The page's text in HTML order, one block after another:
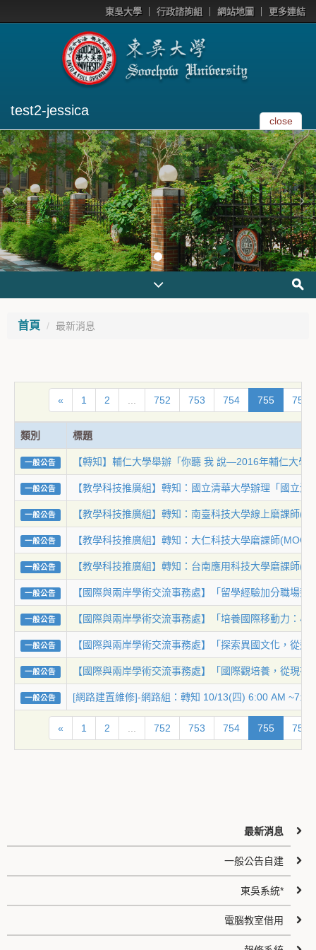
東吳大學 行政諮詢組 網站地圖 更多連結
test2-jessica
close
首頁 最新消息
« 1 2 752 753 754 755 756
類別 標題
一般公告 【轉知】輔仁大學舉辦「你聽 我 說—2016年輔仁大學
一般公告 【教學科技推廣組】轉知：國立清華大學辦理「國立
一般公告 【教學科技推廣組】轉知：南臺科技大學線上磨課師
一般公告 【教學科技推廣組】轉知：大仁科技大學磨課師
一般公告 【教學科技推廣組】轉知：台南應用科技大學磨課師
一般公告 【國際與兩岸學術交流事務處】「留學經驗加分職場
一般公告 【國際與兩岸學術交流事務處】「培養國際移動力：
一般公告 【國際與兩岸學術交流事務處】「探索異國文化，從
一般公告 【國際與兩岸學術交流事務處】「國際觀培養，從現
一般公告 [網路建置維修]-網路組：轉知 10/13(四) 6:00 AM
« 1 2 752 753 754 755 756
最新消息
一般公告自建
東吳系統*
電腦教室借用